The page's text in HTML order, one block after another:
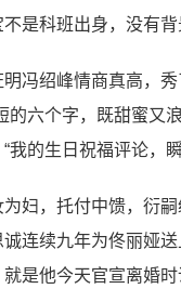
是科班出身，没有
冯绍峰情商真高，
的六个字，既甜蜜又
我的生日祝福评论，
妇，托付中馈，衍
连续九年为佟丽娅
是他今天官宣离婚